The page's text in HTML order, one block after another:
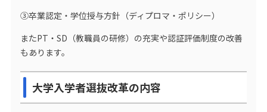
③卒業認定・学位授与方針（ディプロマ・ポリシー）
またPT・SD（教職員の研修）の充実や認証評価制度の改善
もあります。
大学入学者選抜改革の内容